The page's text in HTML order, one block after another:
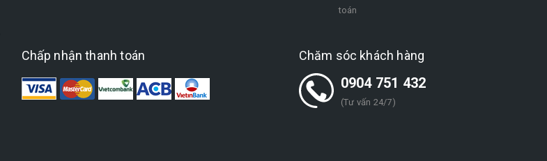
toán
Chấp nhận thanh toán Chăm sóc khách hàng
0904 751 432
(Tư vấn 24/7)